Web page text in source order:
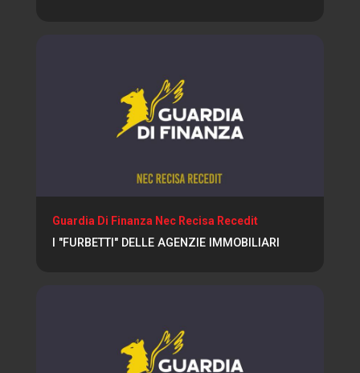
Guardia Di Finanza Nec Recisa Recedit
I "FURBETTI" DELLE AGENZIE IMMOBILIARI